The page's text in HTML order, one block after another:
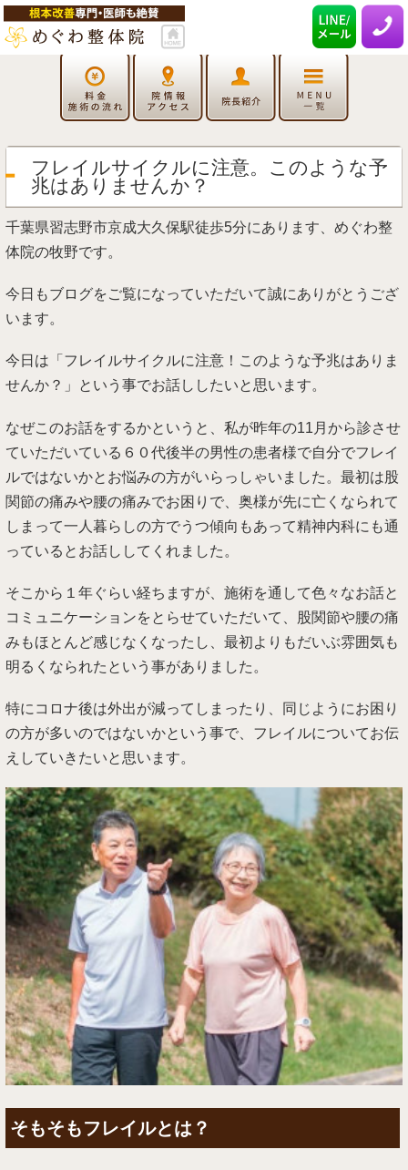
フレイルサイクルに注意。このような予
兆はありませんか？
千葉県習志野市京成大久保駅徒歩5分にあります、めぐわ整
体院の牧野です。
今日もブログをご覧になっていただいて誠にありがとうござ
います。
今日は「フレイルサイクルに注意！このような予兆はありま
せんか？」という事でお話ししたいと思います。
なぜこのお話をするかというと、私が昨年の11月から診させ
ていただいている６０代後半の男性の患者様で自分でフレイ
ルではないかとお悩みの方がいらっしゃいました。最初は股
関節の痛みや腰の痛みでお困りで、奥様が先に亡くなられて
しまって一人暮らしの方でうつ傾向もあって精神内科にも通
っているとお話ししてくれました。
そこから１年ぐらい経ちますが、施術を通して色々なお話と
コミュニケーションをとらせていただいて、股関節や腰の痛
みもほとんど感じなくなったし、最初よりもだいぶ雰囲気も
明るくなられたという事がありました。
特にコロナ後は外出が減ってしまったり、同じようにお困り
の方が多いのではないかという事で、フレイルについてお伝
えしていきたいと思います。
そもそもフレイルとは？